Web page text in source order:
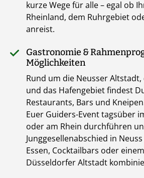
kurze Wege für alle – egal ob
Rheinland, dem Ruhrgebiet
anreist.
Gastronomie &
Möglichkeiten
Rund um die Neusser
und das Hafengebiet findest
Restaurants, Bars und
Euer Guiders-Event tagsüber
oder am Rhein durchführen
Junggesellenabschied in
Essen, Cocktailbars oder
Düsseldorfer Altstadt